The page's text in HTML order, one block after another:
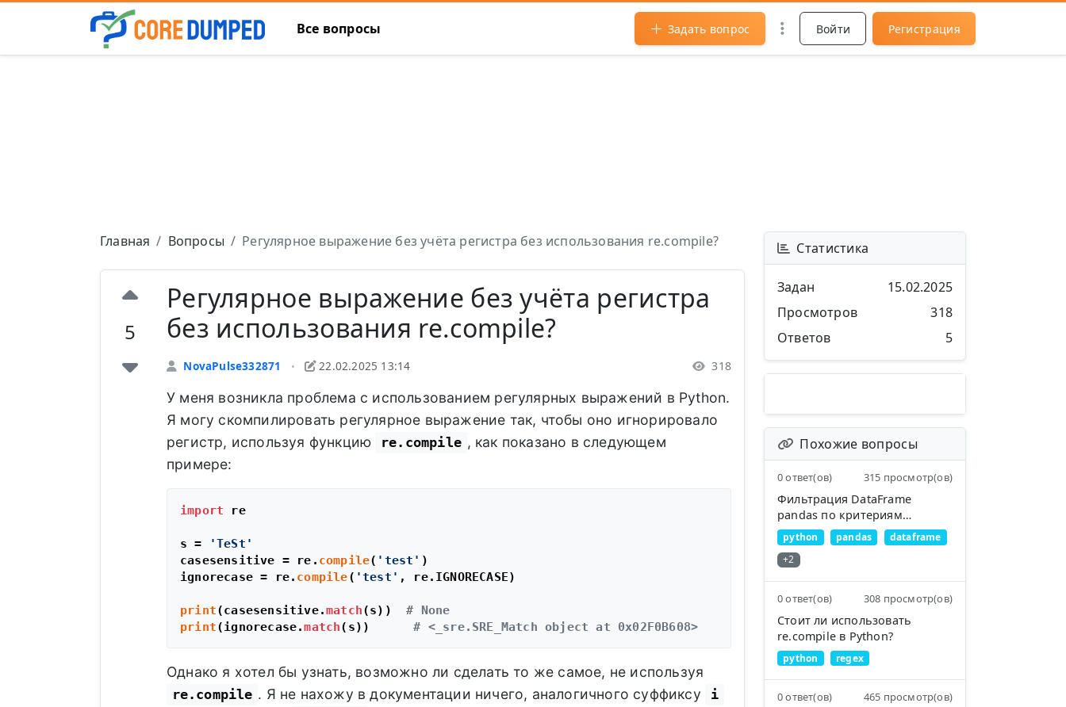
Все вопросы Задать вопрос Войти Регистрация
Главная Вопросы Регулярное выражение без учёта регистра без использования re.compile?
5
Регулярное выражение без учёта регистра
без использования re.compile?
NovaPulse332871 • 22.02.2025 13:14 318
У меня возникла проблема с использованием регулярных выражений в Python.
Я могу скомпилировать регулярное выражение так, чтобы оно игнорировало
регистр, используя функцию
re.compile , как показано в следующем
примере:
import re
s =
'TeSt'
casesensitive = re. compile( 'test' )
ignorecase = re. compile( 'test' , re.IGNORECASE)
print(casesensitive.match(s)) # None
print(ignorecase.match(s)) # <_sre.SRE_Match object at 0x02F0B608>
Однако я хотел бы узнать, возможно ли сделать то же самое, не используя
re.compile . Я не нахожу в документации ничего, аналогичного суффиксу i
Статистика
Задан
15.02.2025
Просмотров
318
Ответов
5
Похожие вопросы
0 ответ(ов) 315 просмотр(ов)
Фильтрация DataFrame
pandas по критериям
подстроки
python pandas
dataframe
+2
0 ответ(ов) 308 просмотр(ов)
Стоит ли использовать
re.compile в Python?
python regex
0 ответ(ов) 465 просмотр(ов)